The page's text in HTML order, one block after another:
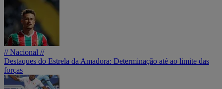
// Nacional //
Destaques do Estrela da Amadora: Determinação até ao limite das
forças